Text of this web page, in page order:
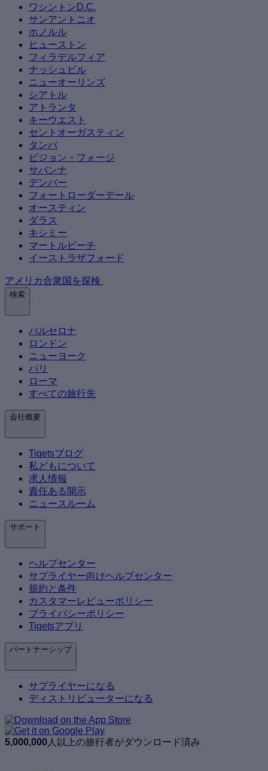
ワシントンD.C.
サンアントニオ
ホノルル
ヒューストン
フィラデルフィア
ナッシュビル
ニューオーリンズ
シアトル
アトランタ
キーウエスト
セントオーガスティン
タンパ
ピジョン・フォージ
サバンナ
デンバー
フォートローダーデール
オースティン
ダラス
キシミー
マートルビーチ
イーストラザフォード
アメリカ合衆国を探検
検索
バルセロナ
ロンドン
ニューヨーク
パリ
ローマ
すべての旅行先
会社概要
Tiqetsブログ
私どもについて
求人情報
責任ある開示
ニュースルーム
サポート
ヘルプセンター
サプライヤー向けヘルプセンター
規約と条件
カスタマーレビューポリシー
プライバシーポリシー
Tiqetsアプリ
パートナーシップ
サプライヤーになる
ディストリビューターになる
5,000,000 人以上の旅行者がダウンロード済み